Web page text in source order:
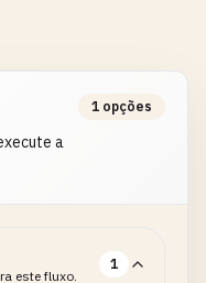
a
1 opções
este fluxo.
1